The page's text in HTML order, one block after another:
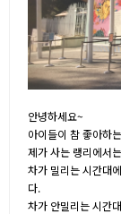
안녕하세요~
아이들이 참 좋아하
제가 사는 랭리에서
차가 밀리는 시간대
다.
차가 안밀리는 시간